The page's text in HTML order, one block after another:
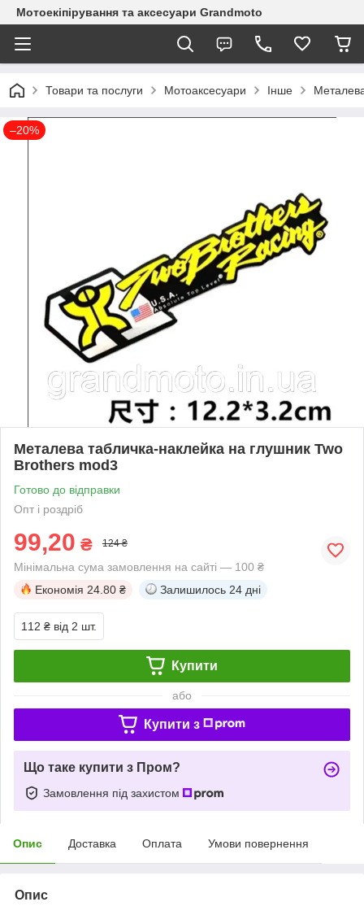
Мотоекіпірування та аксесуари Grandmoto
Товари та послуги Мотоаксесуари Інше
–20%
Металева табличка-наклейка на глушник Two
Brothers mod3
Готово до відправки
Опт і роздріб
99,20 ₴ 124 ₴
Мінімальна сума замовлення на сайті — 100 ₴
Економія 24.80 ₴ Залишилось 24 дні
112 ₴ від 2 шт.
Купити
або
Купити з
Що таке купити з Пром?
Замовлення під захистом
Опис Доставка Оплата Умови повернення
Опис